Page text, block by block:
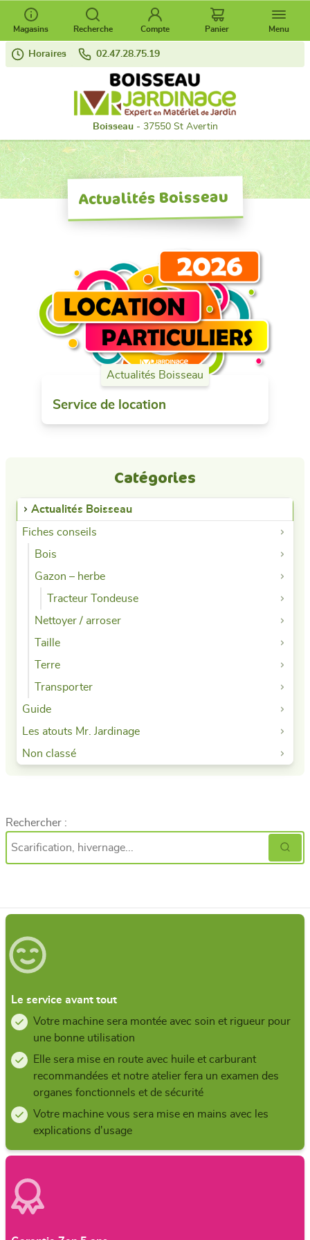
Horaires 02.47.28.75.19
Boisseau- 37550 St Avertin
Magasins Recherche Compte Panier Menu
Actualités Boisseau
Actualités Boisseau
Service de location
Catégories
Actualités Boisseau
Fiches conseils
Bois
Gazon – herbe
Tracteur Tondeuse
Nettoyer / arroser
Taille
Terre
Transporter
Guide
Les atouts Mr. Jardinage
Non classé
Rechercher :
Le service avant tout
Votre machine sera montée avec soin et rigueur pour
une bonne utilisation
Elle sera mise en route avec huile et carburant
recommandées et notre atelier fera un examen des
organes fonctionnels et de sécurité
Votre machine vous sera mise en mains avec les
explications d'usage